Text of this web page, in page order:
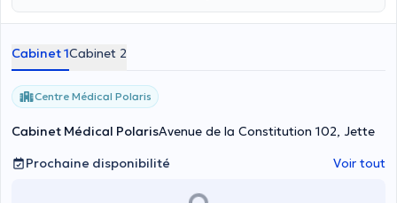
spécialisée en échocardiographie, en hypertension de grossesse,
congénitales de l'adulte.
Cabinet 1Cabinet 2
Centre Médical Polaris
Cabinet Médical PolarisAvenue de la Constitution 102, Jette
Prochaine disponibilité
Voir tout